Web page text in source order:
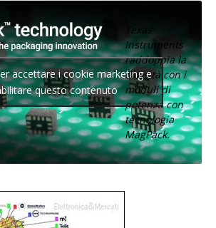
Texas
Instruments
raddoppia la
densità con i
moduli di
potenza con
tecnologia
MagPack.
accettare i cookie marketing e
questo contenuto